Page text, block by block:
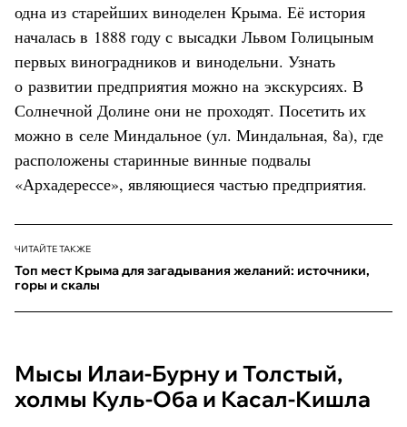
одна из старейших виноделен Крыма. Её история
началась в 1888 году с высадки Львом Голицыным
первых виноградников и винодельни. Узнать
о развитии предприятия можно на экскурсиях. В
Солнечной Долине они не проходят. Посетить их
можно в селе Миндальное (ул. Миндальная, 8а), где
расположены старинные винные подвалы
«Архадерессе», являющиеся частью предприятия.
ЧИТАЙТЕ ТАКЖЕ
Топ мест Крыма для загадывания желаний: источники,
горы и скалы
Мысы Илаи-Бурну и Толстый,
холмы Куль-Оба и Касал-Кишла